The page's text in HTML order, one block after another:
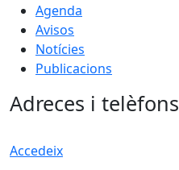
Agenda
Avisos
Notícies
Publicacions
Adreces i telèfons
Accedeix